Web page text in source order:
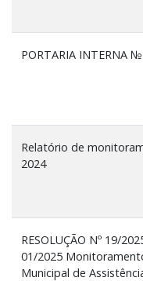
PORTARIA INTERNA
Relatório de
2024
RESOLUÇÃO Nº 19/
01/2025
Municipal de